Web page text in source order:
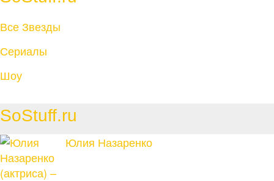
Все Звезды
Сериалы
Шоу
SoStuff.ru
Юлия Назаренко